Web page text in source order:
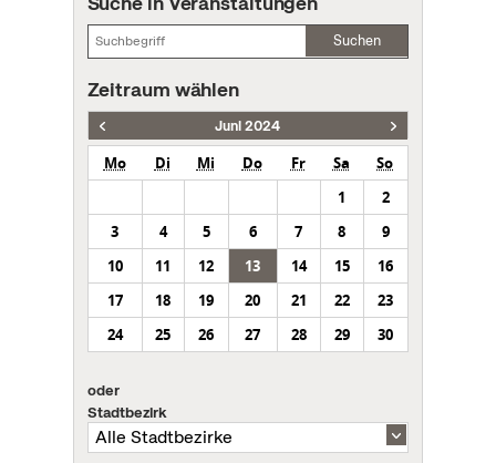
Suchen
Zeitraum wählen
Juni 2024
Mo Di Mi Do Fr Sa
So
1
2
3
4 5 6 7 8
9
10
11 12 13 14 15
16
17
18 19 20 21 22
23
24
25 26 27 28 29 30
oder
Stadtbezirk